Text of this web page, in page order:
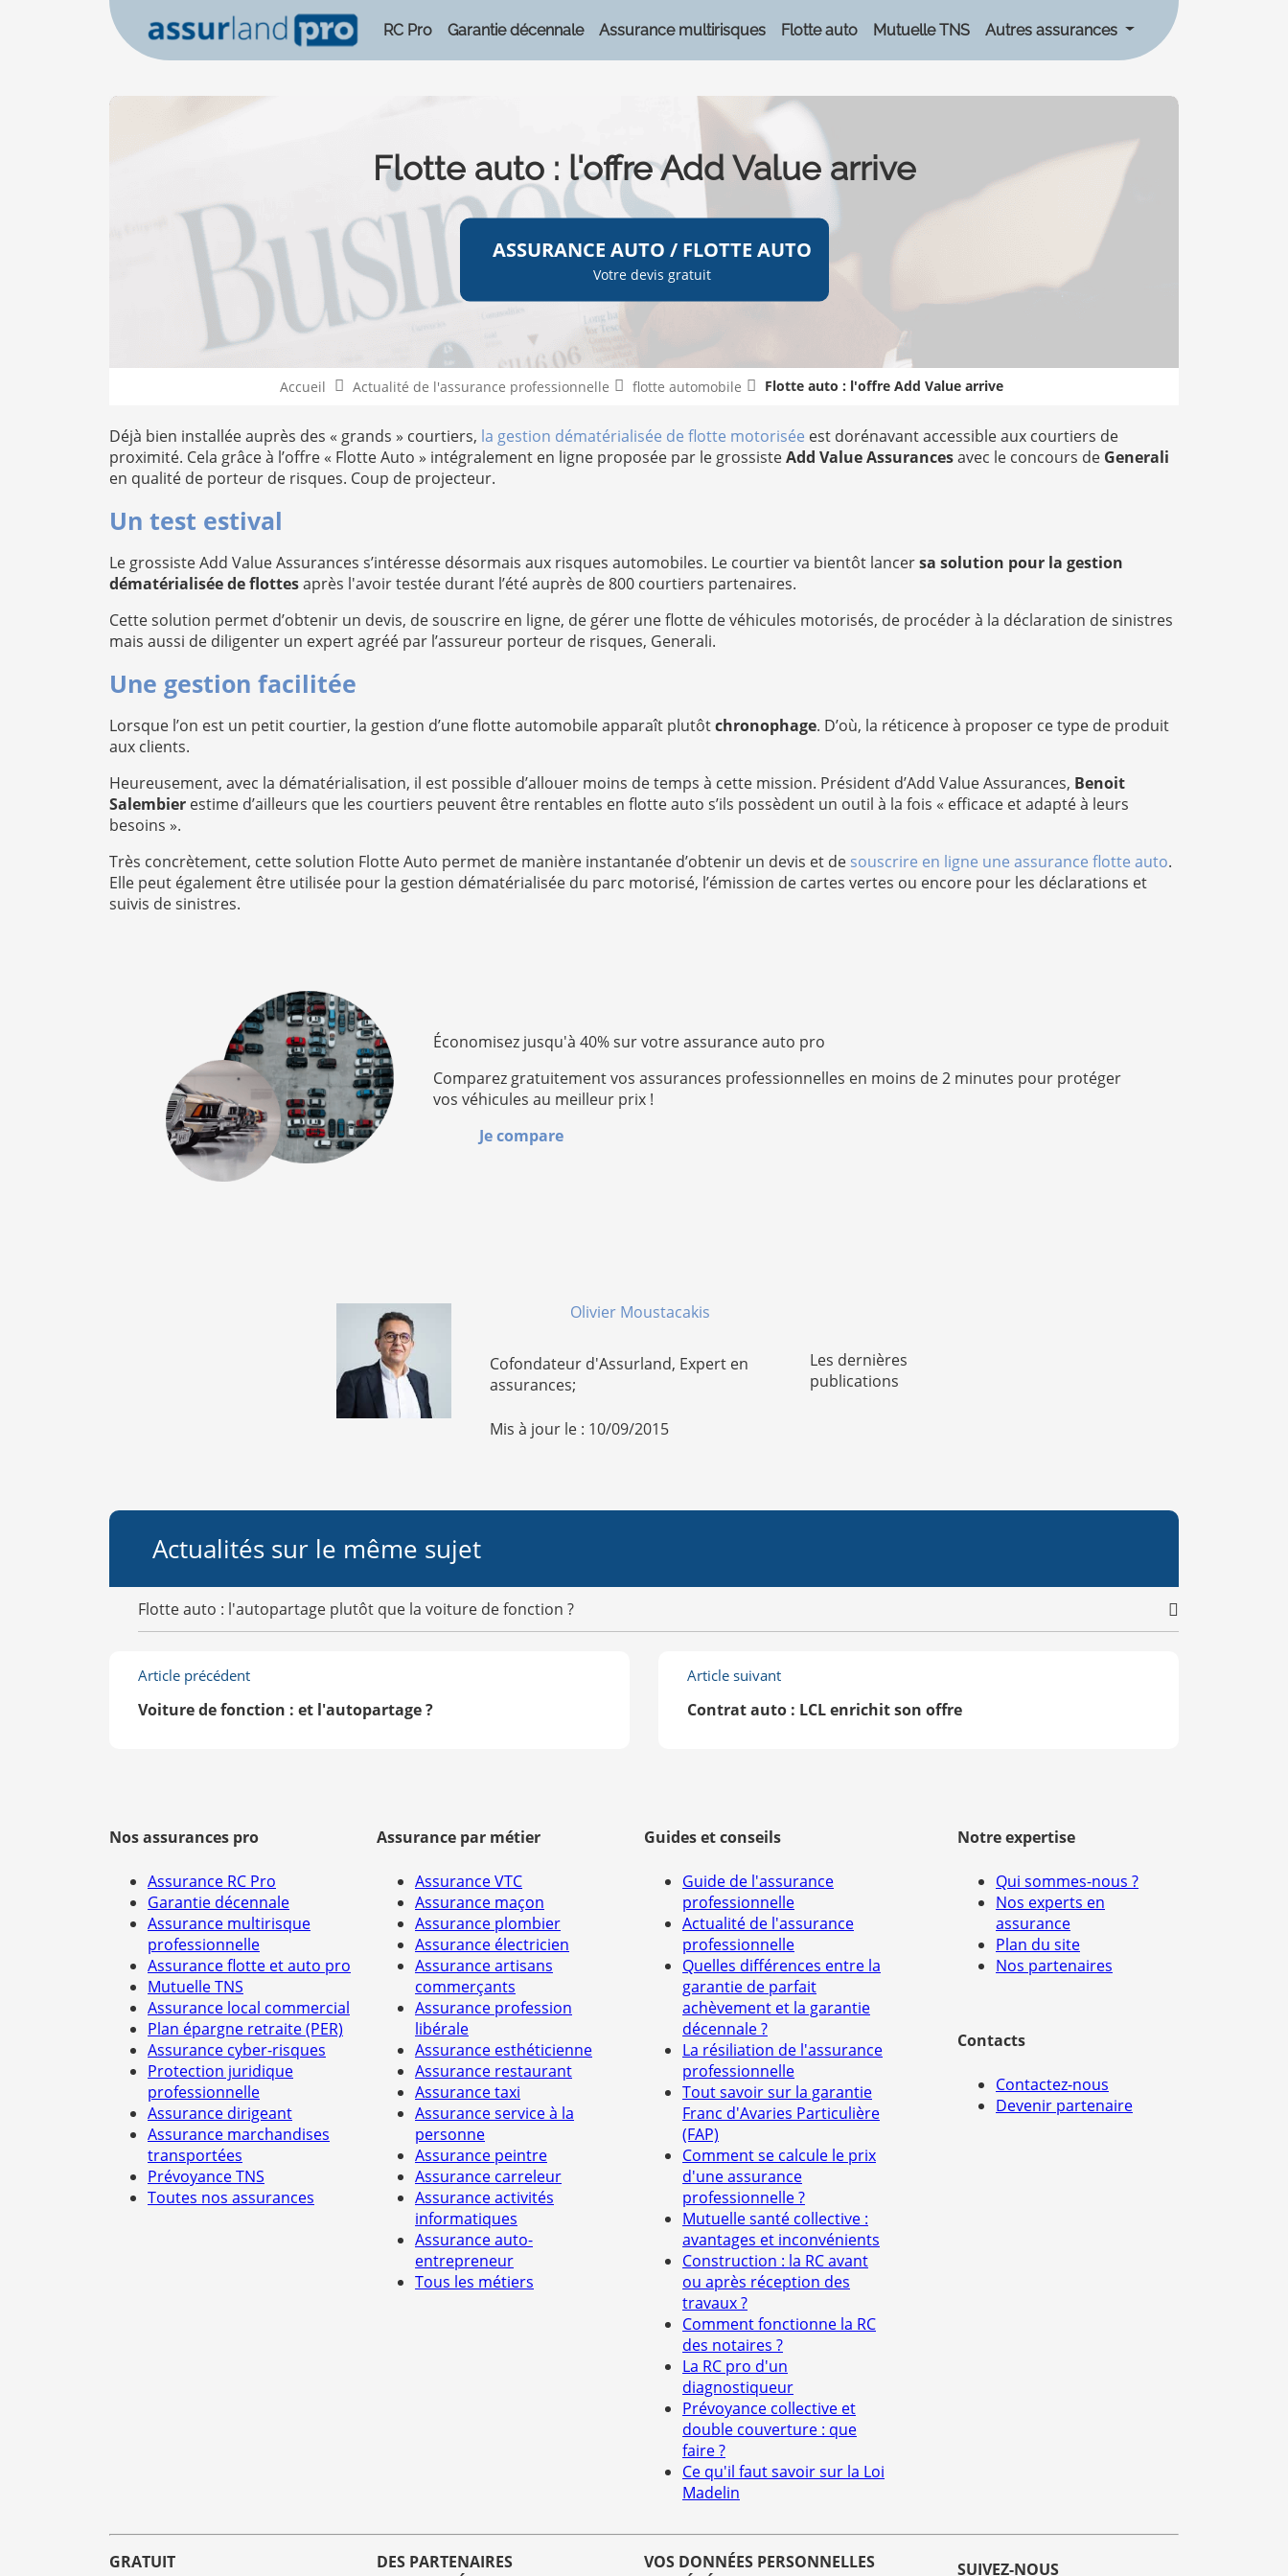
RC Pro Garantie décennale Assurance multirisques Flotte auto Mutuelle TNS Autres assurances
Flotte auto : l'offre Add Value arrive
ASSURANCE AUTO / FLOTTE AUTO
Votre devis gratuit
Accueil Actualité de l'assurance professionnelle flotte automobile Flotte auto : l'offre Add Value arrive
Déjà bien installée auprès des « grands » courtiers, la gestion dématérialisée de flotte motorisée est dorénavant accessible aux courtiers de
proximité. Cela grâce à l’offre « Flotte Auto » intégralement en ligne proposée par le grossisteAdd Value Assurancesavec le concours de Generali
en qualité de porteur de risques. Coup de projecteur.
Un test estival
Le grossiste Add Value Assurances s’intéresse désormais aux risques automobiles. Le courtier va bientôt lancersa solution pour la gestion
dématérialisée de flottesaprès l'avoir testée durant l’été auprès de 800 courtiers partenaires.
Cette solution permet d’obtenir un devis, de souscrire en ligne, de gérer une flotte de véhicules motorisés, de procéder à la déclaration de sinistres
mais aussi de diligenter un expert agréé par l’assureur porteur de risques, Generali.
Une gestion facilitée
Lorsque l’on est un petit courtier, la gestion d’une flotte automobile apparaît plutôtchronophage. D’où, la réticence à proposer ce type de produit
aux clients.
Heureusement, avec la dématérialisation, il est possible d’allouer moins de temps à cette mission. Président d’Add Value Assurances, Benoit
Salembier estime d’ailleurs que les courtiers peuvent être rentables en flotte auto s’ils possèdent un outil à la fois « efficace et adapté à leurs
besoins ».
Très concrètement, cette solution Flotte Auto permet de manière instantanée d’obtenir un devis et de souscrire en ligne une assurance flotte auto.
Elle peut également être utilisée pour la gestion dématérialisée du parc motorisé, l’émission de cartes vertes ou encore pour les déclarations et
suivis de sinistres.
Économisez jusqu'à 40% sur votre assurance auto pro
Comparez gratuitement vos assurances professionnelles en moins de 2 minutes pour protéger
vos véhicules au meilleur prix !
Je compare
Olivier Moustacakis
Cofondateur d'Assurland, Expert en
assurances;
Mis à jour le : 10/09/2015
Les dernières
publications
Actualités sur le même sujet
Flotte auto : l'autopartage plutôt que la voiture de fonction ?
Article précédent
Voiture de fonction : et l'autopartage ?
Article suivant
Contrat auto : LCL enrichit son offre
Nos assurances pro
Assurance RC Pro
Garantie décennale
Assurance multirisque
professionnelle
Assurance flotte et auto pro
Mutuelle TNS
Assurance local commercial
Plan épargne retraite (PER)
Assurance cyber-risques
Protection juridique
professionnelle
Assurance dirigeant
Assurance marchandises
transportées
Prévoyance TNS
Toutes nos assurances
Assurance par métier
Assurance VTC
Assurance maçon
Assurance plombier
Assurance électricien
Assurance artisans
commerçants
Assurance profession
libérale
Assurance esthéticienne
Assurance restaurant
Assurance taxi
Assurance service à la
personne
Assurance peintre
Assurance carreleur
Assurance activités
informatiques
Assurance auto-
entrepreneur
Tous les métiers
Guides et conseils
Guide de l'assurance
professionnelle
Actualité de l'assurance
professionnelle
Quelles différences entre la
garantie de parfait
achèvement et la garantie
décennale ?
La résiliation de l'assurance
professionnelle
Tout savoir sur la garantie
Franc d'Avaries Particulière
(FAP)
Comment se calcule le prix
d'une assurance
professionnelle ?
Mutuelle santé collective :
avantages et inconvénients
Construction : la RC avant
ou après réception des
travaux ?
Comment fonctionne la RC
des notaires ?
La RC pro d'un
diagnostiqueur
Prévoyance collective et
double couverture : que
faire ?
Ce qu'il faut savoir sur la Loi
Madelin
Notre expertise
Qui sommes-nous ?
Nos experts en
assurance
Plan du site
Nos partenaires
Contacts
Contactez-nous
Devenir partenaire
GRATUIT
DES PARTENAIRES
VOS DONNÉES PERSONNELLES
SUIVEZ-NOUS